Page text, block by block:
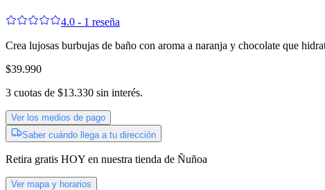
4.0 - 1 reseña
Crea lujosas burbujas de baño con aroma a naranja y chocolate que
$39.990
3 cuotas de $13.330 sin interés.
Ver los medios de pago
Saber cuándo llega a tu dirección
Retira gratis HOY en nuestra tienda de Ñuñoa
Ver mapa y horarios